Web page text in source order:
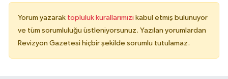
Yorum yazarak topluluk kurallarımızı kabul etmiş bulunuyor
ve tüm sorumluluğu üstleniyorsunuz. Yazılan yorumlardan
Revizyon Gazetesi hiçbir şekilde sorumlu tutulamaz.